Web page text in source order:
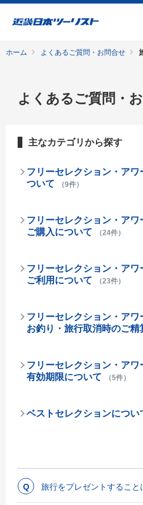
ホーム よくあるご質問・お問合せ
よくあるご質問・
主なカテゴリから探す
フリーセレクション・アワ
ついて
（9件）
フリーセレクション・ア
ご購入について
（24件）
フリーセレクション・ア
ご利用について
（23件）
フリーセレクション・ア
お釣り・旅行取消時のご精
フリーセレクション・ア
有効期限について
（5件）
ベストセレクションについ
旅行をプレゼントすること